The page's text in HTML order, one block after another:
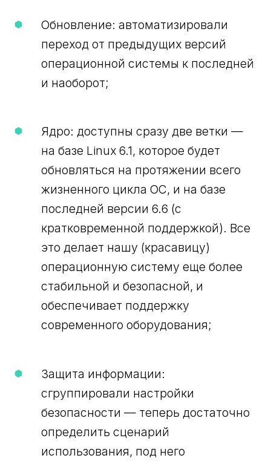
Обновление: автоматизировали
переход от предыдущих версий
операционной системы к последней
и наоборот;
Ядро: доступны сразу две ветки —
на базе Linux 6.1, которое будет
обновляться на протяжении всего
жизненного цикла ОС, и на базе
последней версии 6.6 (с
кратковременной поддержкой). Все
это делает нашу (красавицу)
операционную систему еще более
стабильной и безопасной, и
обеспечивает поддержку
современного оборудования;
Защита информации:
сгруппировали настройки
безопасности — теперь достаточно
определить сценарий
использования, под него